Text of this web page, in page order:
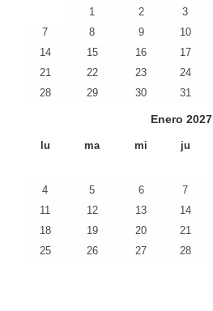
1 2 3
7
8 9 10
14
15 16 17
21
22 23 24
28
29 30 31
Enero 2027
lu ma mi ju
4
5 6 7
11
12 13 14
18
19 20 21
25
26 27 28